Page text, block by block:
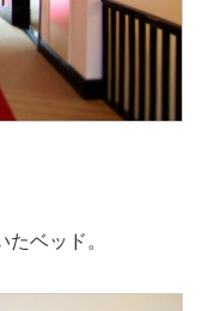
ベッド。